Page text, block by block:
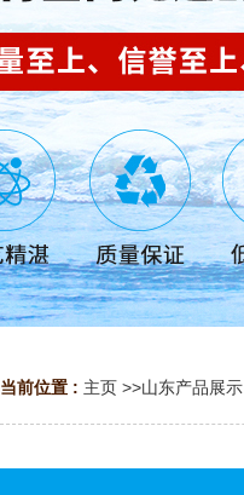
当前位置 : 主页 >>山东产品展示